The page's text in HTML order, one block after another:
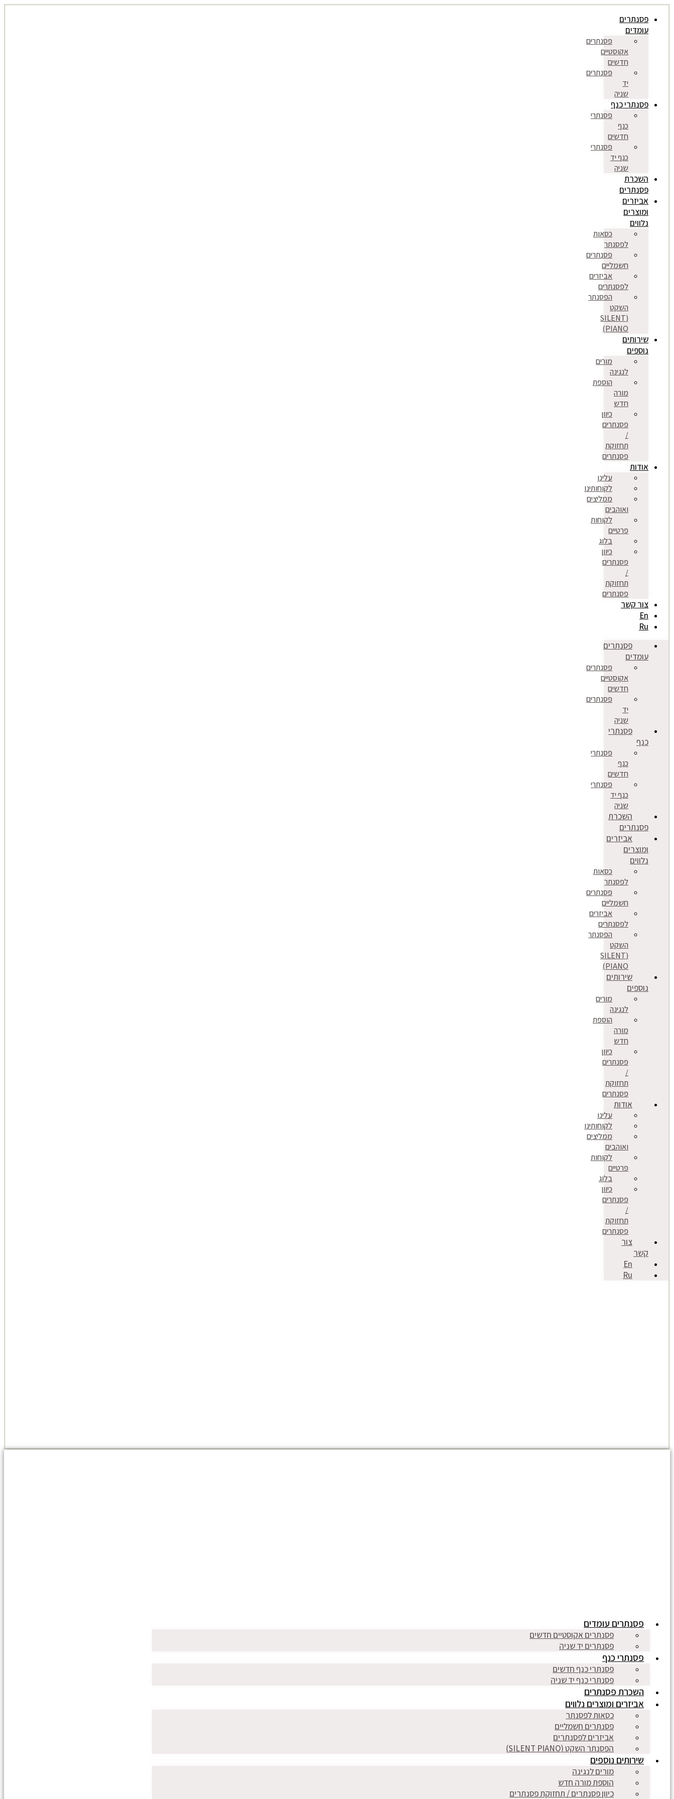
לתוכן פסנתרים
עומדים
פסנתרים
אקוסטיים
חדשים
פסנתרים
יד
שניה
פסנתרי כנף
פסנתרי
כנף
חדשים
פסנתרי
כנף יד
שניה
השכרת
פסנתרים
אביזרים
ומוצרים
נלווים
כסאות
לפסנתר
פסנתרים
חשמליים
אביזרים
לפסנתרים
הפסנתר
השקט
(SILENT
PIANO)
שירותים
נוספים
מורים
לנגינה
הוספת
מורה
חדש
כיוון
פסנתרים
/
תחזוקת
פסנתרים
אודות
עלינו
לקוחותינו
ממליצים
ואוהבים
לקוחות
פרטיים
בלוג
כיוון
פסנתרים
/
תחזוקת
פסנתרים
צור קשר
En
Ru
פסנתרים
עומדים
פסנתרים
אקוסטיים
חדשים
פסנתרים
יד
שניה
פסנתרי
כנף
פסנתרי
כנף
חדשים
פסנתרי
כנף יד
שניה
השכרת
פסנתרים
אביזרים
ומוצרים
נלווים
כסאות
לפסנתר
פסנתרים
חשמליים
אביזרים
לפסנתרים
הפסנתר
השקט
(SILENT
PIANO)
שירותים
נוספים
מורים
לנגינה
הוספת
מורה
חדש
כיוון
פסנתרים
/
תחזוקת
פסנתרים
אודות
עלינו
לקוחותינו
ממליצים
ואוהבים
לקוחות
פרטיים
בלוג
כיוון
פסנתרים
/
תחזוקת
פסנתרים
צור
קשר
En
Ru
פסנתרים עומדים
פסנתרים אקוסטיים חדשים
פסנתרים יד שניה
פסנתרי כנף
פסנתרי כנף חדשים
פסנתרי כנף יד שניה
השכרת פסנתרים
אביזרים ומוצרים נלווים
כסאות לפסנתר
פסנתרים חשמליים
אביזרים לפסנתרים
הפסנתר השקט (SILENT PIANO)
שירותים נוספים
מורים לנגינה
הוספת מורה חדש
כיוון פסנתרים / תחזוקת פסנתרים